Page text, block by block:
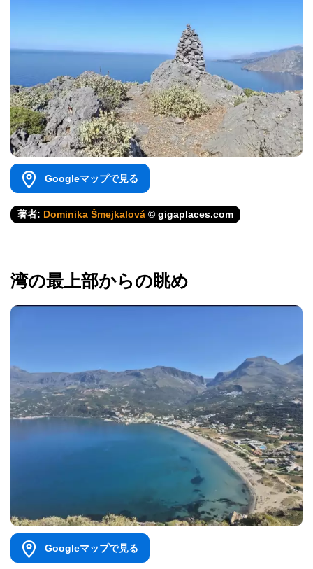
Googleマップで見る
著者: Dominika Šmejkalová © gigaplaces.com
湾の最上部からの眺め
Googleマップで見る